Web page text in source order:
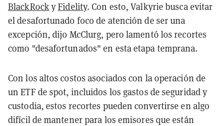
BlackRockyFidelity. Con esto, Valkyrie busca evitar
el desafortunado foco de atención de ser una
excepción, dijo McClurg, pero lamentó los recortes
como "desafortunados" en esta etapa temprana.
Con los altos costos asociados con la operación de
un ETF de spot, incluidos los gastos de seguridad y
custodia, estos recortes pueden convertirse en algo
difícil de mantener para los emisores que están